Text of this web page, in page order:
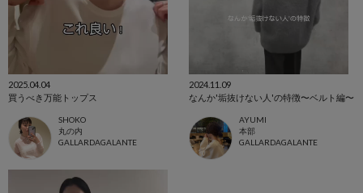
2025.04.04
買うべき万能トップス
SHOKO
丸の内
GALLARDAGALANTE
2024.11.09
なんか'垢抜けない人'の特徴〜ベルト編〜
AYUMI
本部
GALLARDAGALANTE